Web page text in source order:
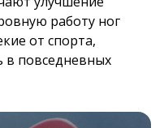
работу ног
от спорта,
в повседневных